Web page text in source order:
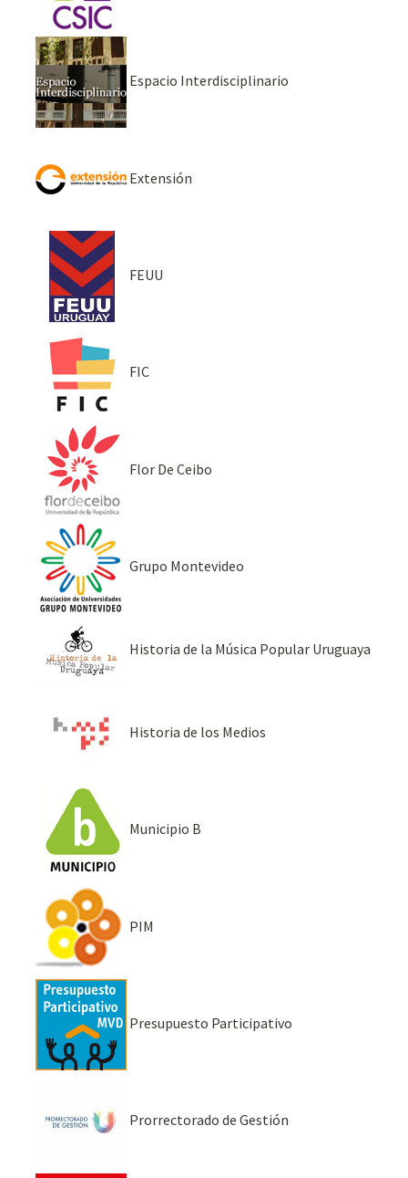
Espacio Interdisciplinario
Extensión
FEUU
FIC
Flor De Ceibo
Grupo Montevideo
Historia de la Música Popular Uruguaya
Historia de los Medios
Municipio B
PIM
Presupuesto Participativo
Prorrectorado de Gestión